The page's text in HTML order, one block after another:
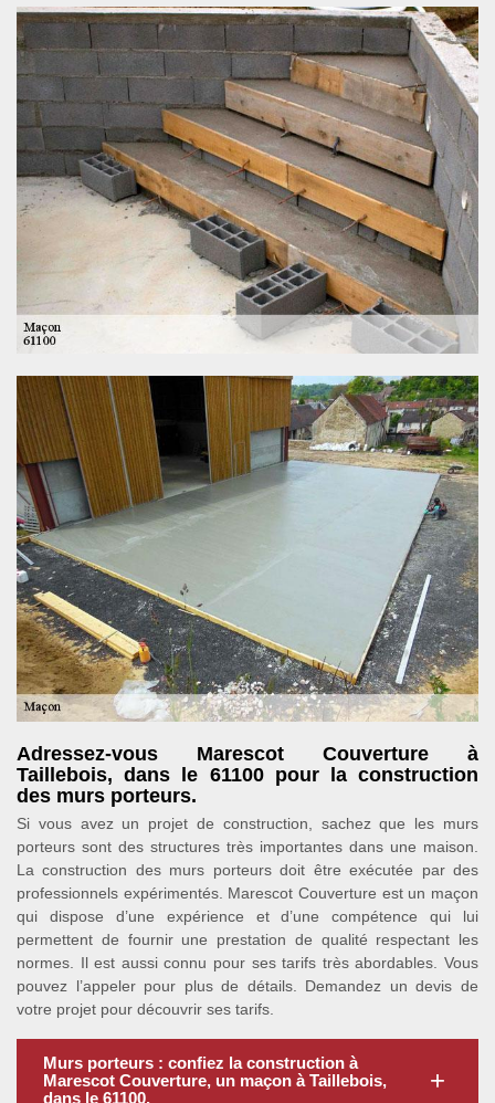
Adressez-vous Marescot Couverture à
Taillebois, dans le 61100 pour la construction
des murs porteurs.
Si vous avez un projet de construction, sachez que les murs
porteurs sont des structures très importantes dans une maison.
La construction des murs porteurs doit être exécutée par des
professionnels expérimentés. Marescot Couverture est un maçon
qui dispose d’une expérience et d’une compétence qui lui
permettent de fournir une prestation de qualité respectant les
normes. Il est aussi connu pour ses tarifs très abordables. Vous
pouvez l’appeler pour plus de détails. Demandez un devis de
votre projet pour découvrir ses tarifs.
Murs porteurs : confiez la construction à
Marescot Couverture, un maçon à Taillebois,
dans le 61100.